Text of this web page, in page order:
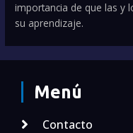
importancia de que las y
su aprendizaje.
Menú
Contacto